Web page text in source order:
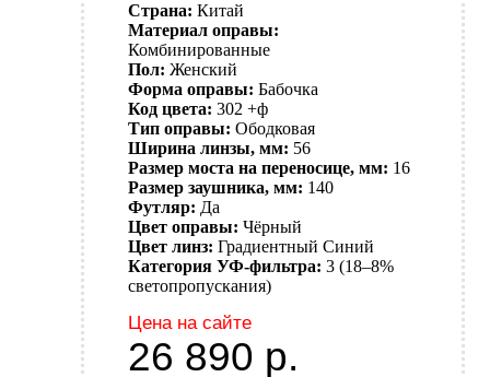
Страна: Китай
Материал оправы:
Комбинированные
Пол: Женский
Форма оправы: Бабочка
Код цвета: 302 +ф
Тип оправы: Ободковая
Ширина линзы, мм: 56
Размер моста на переносице, мм: 16
Размер заушника, мм: 140
Футляр: Да
Цвет оправы: Чёрный
Цвет линз: Градиентный Синий
Категория УФ-фильтра: 3 (18–8%
светопропускания)
Цена на сайте
26 890 р.